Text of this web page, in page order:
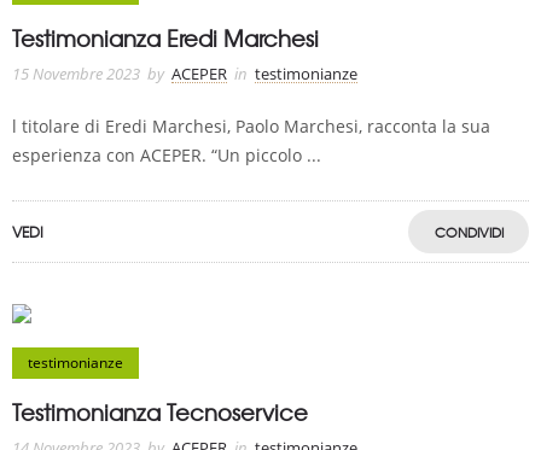
Testimonianza Eredi Marchesi
15 Novembre 2023 by ACEPER in testimonianze
l titolare di Eredi Marchesi, Paolo Marchesi, racconta la sua
esperienza con ACEPER. “Un piccolo ...
VEDI CONDIVIDI
testimonianze
Testimonianza Tecnoservice